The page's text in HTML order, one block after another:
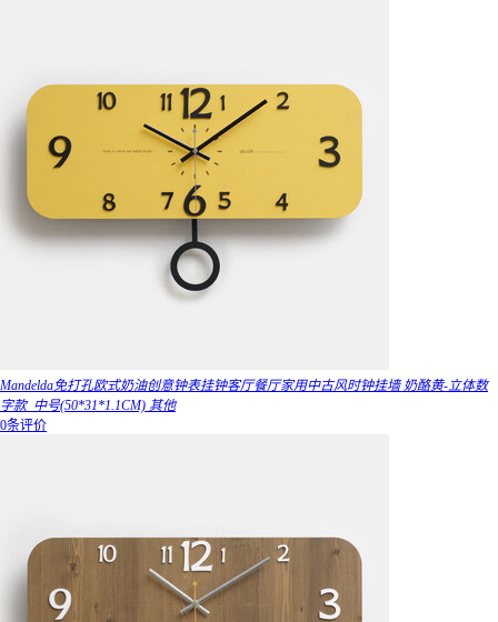
Mandelda免打孔欧式奶油创意钟表挂钟客厅餐厅家用中古风时钟挂墙 奶酪黄-立体数
字款_中号(50*31*1.1CM) 其他
0条评价